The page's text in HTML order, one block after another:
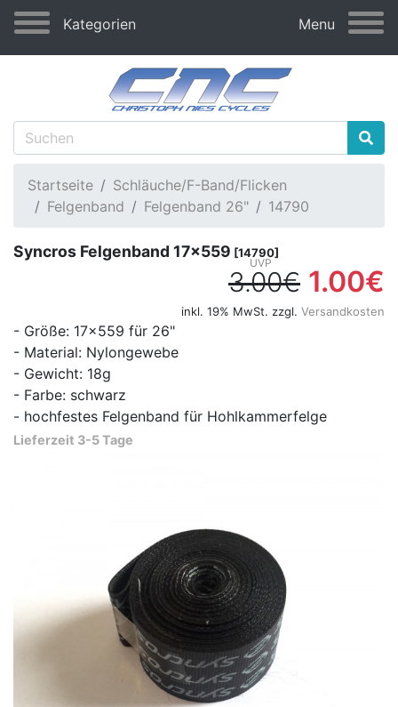
Kategorien Menu
Startseite
Schläuche/F-Band/Flicken
Felgenband
Felgenband 26" 14790
Syncros Felgenband 17x559 [14790]
3.00€ 1.00€
inkl. 19% MwSt. zzgl. Versandkosten
- Größe: 17x559 für 26"
- Material: Nylongewebe
- Gewicht: 18g
- Farbe: schwarz
- hochfestes Felgenband für Hohlkammerfelge
Lieferzeit 3-5 Tage